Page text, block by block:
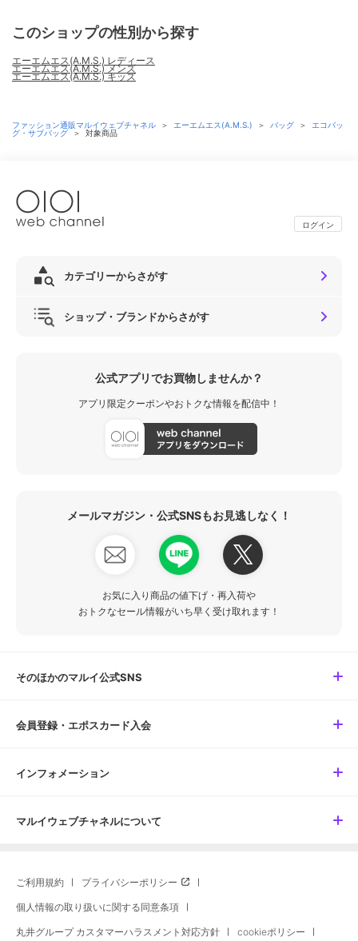
このショップの性別から探す
エーエムエス(A.M.S.) レディース
エーエムエス(A.M.S.) メンズ
エーエムエス(A.M.S.) キッズ
ファッション通販マルイウェブチャネル ＞ エーエムエス(A.M.S.) ＞ バッグ ＞
エコバッ
グ・サブバッグ ＞ 対象商品
ログイン
カテゴリーからさがす
ショップ・ブランドからさがす
公式アプリでお買物しませんか？
アプリ限定クーポンやおトクな情報を配信中！
メールマガジン・公式SNSもお見逃しなく！
お気に入り商品の値下げ・再入荷や
おトクなセール情報がいち早く受け取れます！
そのほかのマルイ公式SNS
会員登録・エポスカード入会
インフォメーション
マルイウェブチャネルについて
ご利用規約 プライバシーポリシー
個人情報の取り扱いに関する同意条項
丸井グループ カスタマーハラスメント対応方針 cookieポリシー